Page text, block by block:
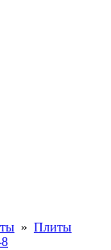
» Плиты